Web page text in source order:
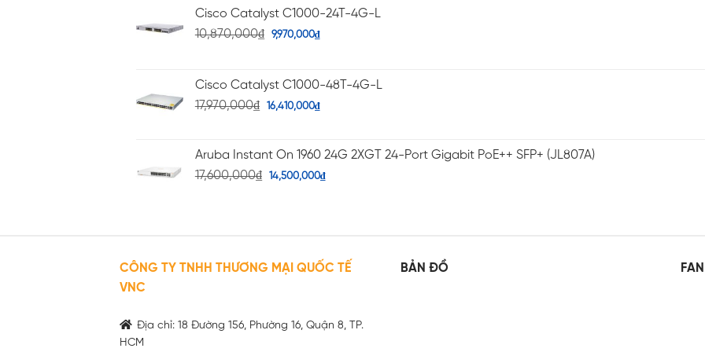
Cisco Catalyst C1000-24T-4G-L
10,870,000₫ 9,970,000₫
Cisco Catalyst C1000-48T-4G-L
17,970,000₫ 16,410,000₫
Aruba Instant On 1960 24G 2XGT 24-Port Gigabit PoE++ SFP+ (JL807A)
17,600,000₫ 14,500,000₫
CÔNG TY TNHH THƯƠNG MẠI QUỐC TẾ
VNC
Địa chỉ: 18 Đường 156, Phường 16, Quận 8, TP.
HCM
BẢN ĐỒ